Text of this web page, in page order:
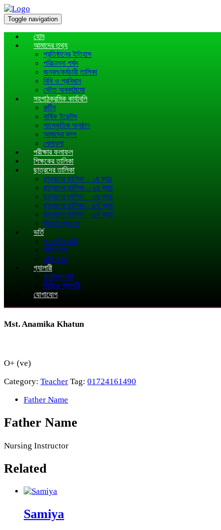
Toggle navigation
হোম
আমাদের তথ্য
প্রতিষ্ঠানের ইতিহাস
পরিচালনা পর্ষদ
জনবল/কর্মচারী তালিকা
বিধি ও প্রবিধান
ভৌত অবকাঠামো
সহপাঠক্রমিক কার্যাবলি
রুটিন
বার্ষিক ইভেন্টস
সাংস্কৃতিক অনুষ্ঠান
আমাদের ব্লগ
খেলাধূলা
পরীক্ষার ফলাফল
শিক্ষকের তালিকা
ছাত্রদের তালিকা
ছাত্রদের তালিকা – ১ম ব্যাচ
ছাত্রদের তালিকা – ২য় ব্যাচ
ছাত্রদের তালিকা – ৩য় ব্যাচ
ছাত্রদের তালিকা – ৪র্থ ব্যাচ
ছাত্রদের তালিকা – ৫র্থ ব্যাচ
স্টুডেন্ট প্যানেল
ভর্তি
অনলাইন ভর্তি
ভর্তি তথ্য
ভর্তি ফরম
গ্যালারী
ফটোগ্যালারী
ভিডিও গ্যালারী
যোগাযোগ
Mst. Anamika Khatun
O+ (ve)
Category: Teacher Tag: 01724161490
Father Name
Father Name
Nursing Instructor
Related
Samiya